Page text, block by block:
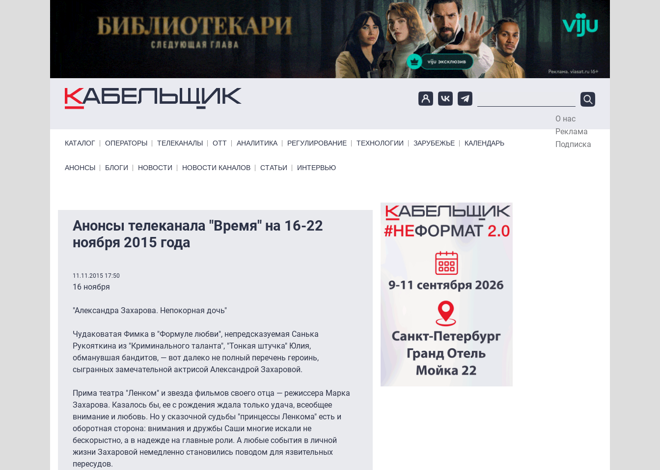
О нас
Реклама
Подписка
КАТАЛОГ ОПЕРАТОРЫ ТЕЛЕКАНАЛЫ ОТТ АНАЛИТИКА РЕГУЛИРОВАНИЕ ТЕХНОЛОГИИ ЗАРУБЕЖЬЕ КАЛЕНДАРЬ
Primary links bottom
АНОНСЫ БЛОГИ НОВОСТИ НОВОСТИ КАНАЛОВ СТАТЬИ ИНТЕРВЬЮ
Анонсы телеканала "Время" на 16-22
ноября 2015 года
11.11.2015 17:50
16 ноября
"Александра Захарова. Непокорная дочь"
Чудаковатая Фимка в "Формуле любви", непредсказуемая Санька
Рукояткина из "Криминального таланта", "Тонкая штучка" Юлия,
обманувшая бандитов, — вот далеко не полный перечень героинь,
сыгранных замечательной актрисой Александрой Захаровой.
Прима театра "Ленком" и звезда фильмов своего отца — режиссера Марка
Захарова. Казалось бы, ее с рождения ждала только удача, всеобщее
внимание и любовь. Но у сказочной судьбы "принцессы Ленкома" есть и
оборотная сторона: внимания и дружбы Саши многие искали не
бескорыстно, а в надежде на главные роли. А любые события в личной
жизни Захаровой немедленно становились поводом для язвительных
пересудов.